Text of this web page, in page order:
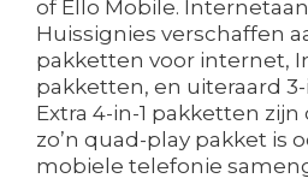
of Ello Mobile.
Huissignies verschaffen
pakketten voor internet,
pakketten, en uiteraard
Extra 4-in-1 pakketten zijn
zo’n quad-play pakket is
mobiele telefonie